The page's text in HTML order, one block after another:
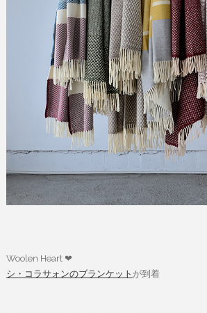
Woolen Heart ❤︎
シ・コラサォンのブランケット が到着